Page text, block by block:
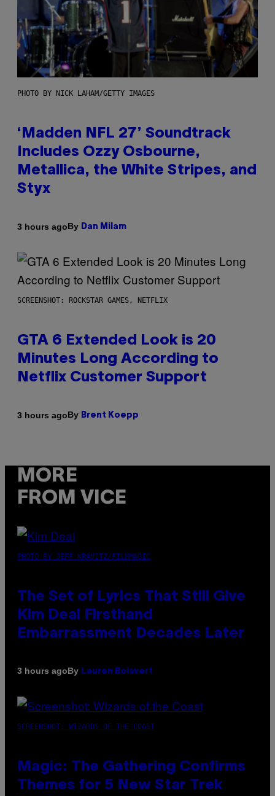
PHOTO BY NICK LAHAM/GETTY IMAGES
‘Madden NFL 27’ Soundtrack
Includes Ozzy Osbourne,
Metallica, the White Stripes, and
Styx
3 hours agoBy Dan Milam
SCREENSHOT: ROCKSTAR GAMES, NETFLIX
GTA 6 Extended Look is 20
Minutes Long According to
Netflix Customer Support
3 hours agoBy Brent Koepp
MORE
FROM VICE
PHOTO BY JEFF KRAVITZ/FILMMAGIC
The Set of Lyrics That Still Give
Kim Deal Firsthand
Embarrassment Decades Later
3 hours agoBy Lauren Boisvert
SCREENSHOT: WIZARDS OF THE COAST
Magic: The Gathering Confirms
Themes for 5 New Star Trek